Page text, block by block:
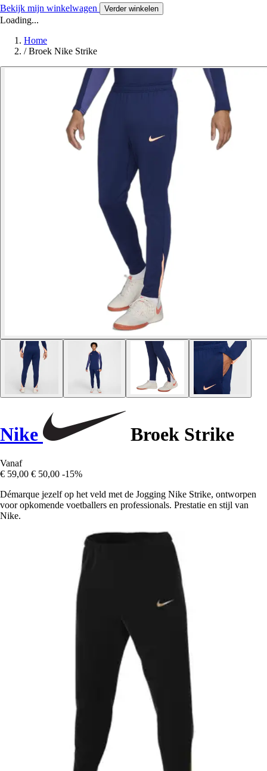
Bekijk mijn winkelwagen Verder winkelen
Loading...
Home
/ Broek Nike Strike
Nike Broek Strike
Vanaf
€ 59,00 € 50,00 -15%
Démarque jezelf op het veld met de Jogging Nike Strike, ontworpen
voor opkomende voetballers en professionals. Prestatie en stijl van
Nike.